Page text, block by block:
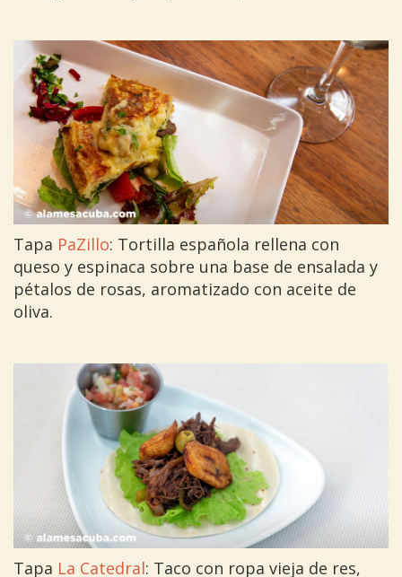
Tapa PaZillo: Tortilla española rellena con
queso y espinaca sobre una base de ensalada y
pétalos de rosas, aromatizado con aceite de
oliva.
Tapa La Catedral: Taco con ropa vieja de res,